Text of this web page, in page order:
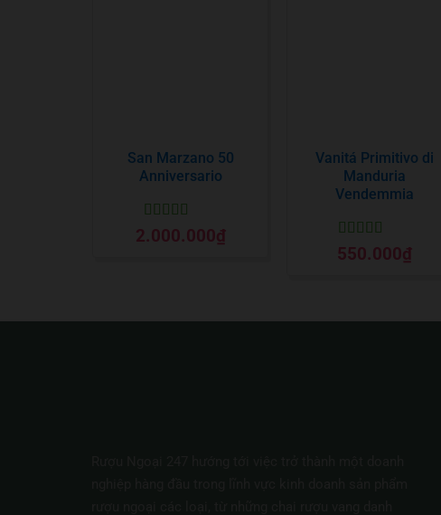
San Marzano 50
Anniversario
Được xếp
hạng55 sao
2.000.000₫
Vanitá Primitivo di
Manduria
Vendemmia
Được xếp
hạng55 sao
550.000₫